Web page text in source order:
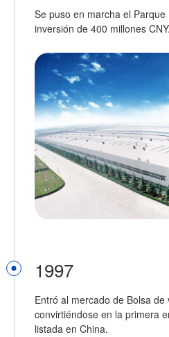
Se puso en marcha el
inversión de 400 millones CNY.
1997
Entró al mercado de Bolsa
convirtiéndose en la primera
listada en China.